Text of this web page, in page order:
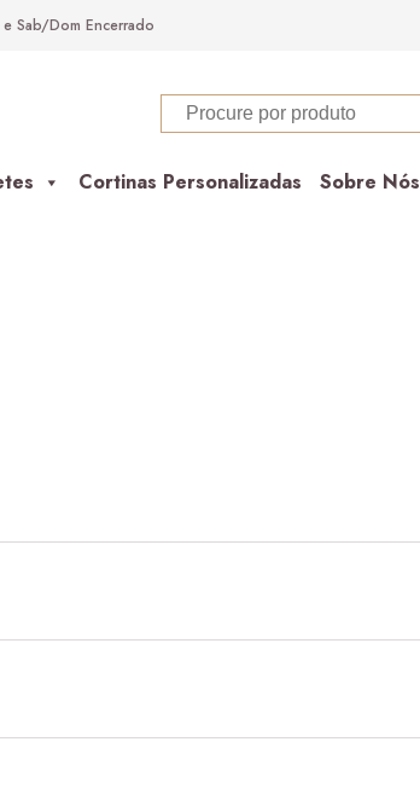
Sab/Dom Encerrado
Cortinas Personalizadas Sobre Nós